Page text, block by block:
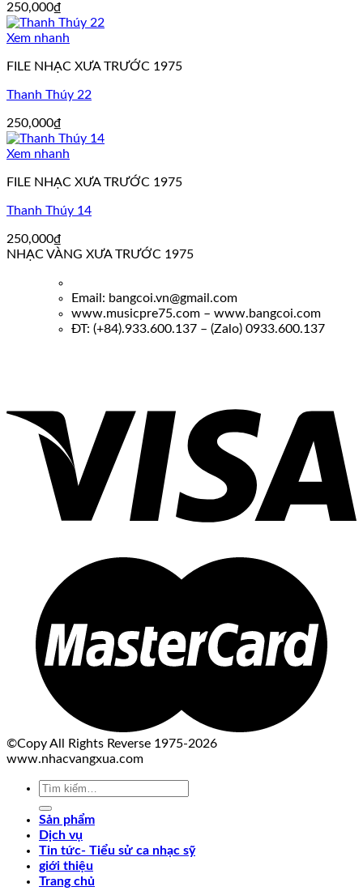
250,000₫
Xem nhanh
FILE NHẠC XƯA TRƯỚC 1975
Thanh Thúy 22
250,000₫
Xem nhanh
FILE NHẠC XƯA TRƯỚC 1975
Thanh Thúy 14
250,000₫
NHẠC VÀNG XƯA TRƯỚC 1975
Email: bangcoi.vn@gmail.com
www.musicpre75.com – www.bangcoi.com
ĐT: (+84).933.600.137 – (Zalo) 0933.600.137
©Copy All Rights Reverse 1975-2026
www.nhacvangxua.com
Tìm
Sản phẩm
Dịch vụ
Tin tức- Tiểu sử ca nhạc sỹ
giới thiệu
Trang chủ